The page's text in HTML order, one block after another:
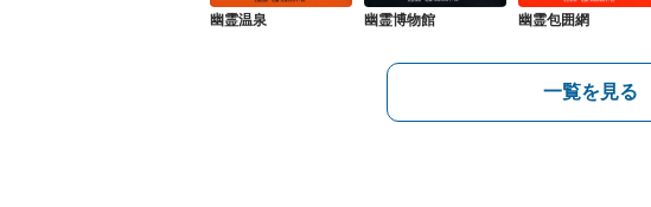
幽霊温泉 幽霊博物館 幽霊包囲網
一覧を見る